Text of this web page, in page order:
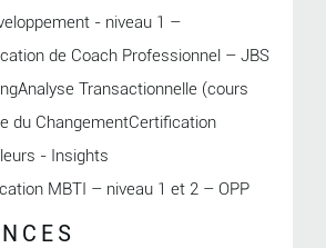
- niveau 1 –
de Coach Professionnel – JBS
Transactionnelle (cours
du ChangementCertification
- Insights
MBTI – niveau 1 et 2 – OPP